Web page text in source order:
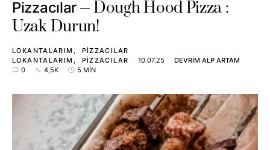
Pizzacılar
Dough Hood Pizza :
Uzak Durun!
LOKANTALARIM
PIZZACILAR
LOKANTALARIM
PIZZACILAR 10.07.25
DEVRIM ALP ARTAM
0
4,5K 5 MIN